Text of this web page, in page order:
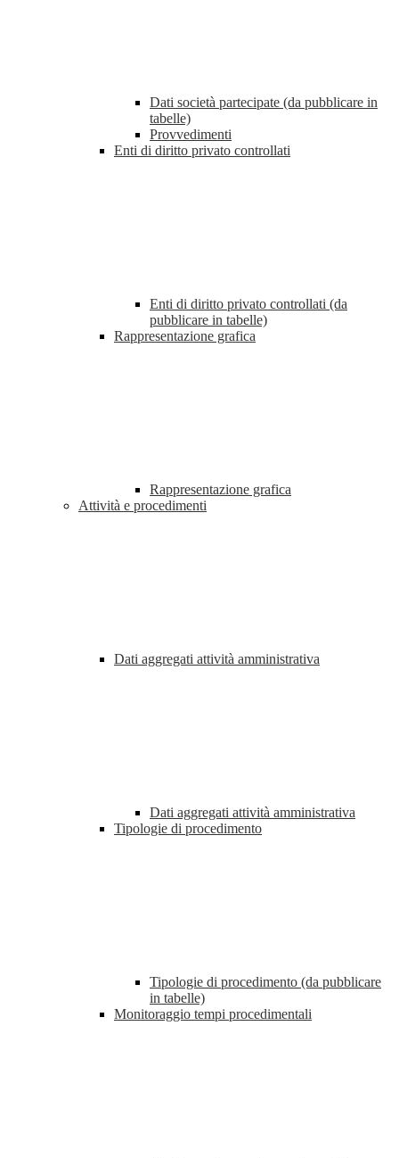
Dati società partecipate (da pubblicare in
tabelle)
Provvedimenti
Enti di diritto privato controllati
Enti di diritto privato controllati (da
pubblicare in tabelle)
Rappresentazione grafica
Rappresentazione grafica
Attività e procedimenti
Dati aggregati attività amministrativa
Dati aggregati attività amministrativa
Tipologie di procedimento
Tipologie di procedimento (da pubblicare
in tabelle)
Monitoraggio tempi procedimentali